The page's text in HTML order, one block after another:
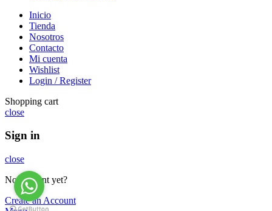
Inicio
Tienda
Nosotros
Contacto
Mi cuenta
Wishlist
Login / Register
Shopping cart
close
Sign in
close
No account yet?
Create an Account